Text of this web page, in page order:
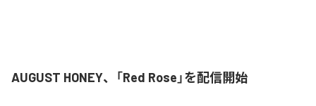
AUGUST HONEY、「Red Rose」を配信開始